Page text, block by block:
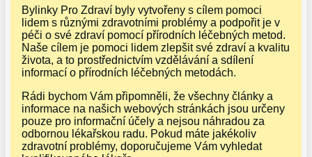
Bylinky Pro Zdraví byly vytvořeny s cílem pomoci
lidem s různými zdravotními problémy a podpořit je v
péči o své zdraví pomocí přírodních léčebných metod.
Naše cílem je pomoci lidem zlepšit své zdraví a kvalitu
života, a to prostřednictvím vzdělávání a sdílení
informací o přírodních léčebných metodách.
Rádi bychom Vám připomněli, že všechny články a
informace na našich webových stránkách jsou určeny
pouze pro informační účely a nejsou náhradou za
odbornou lékařskou radu. Pokud máte jakékoliv
zdravotní problémy, doporučujeme Vám vyhledat